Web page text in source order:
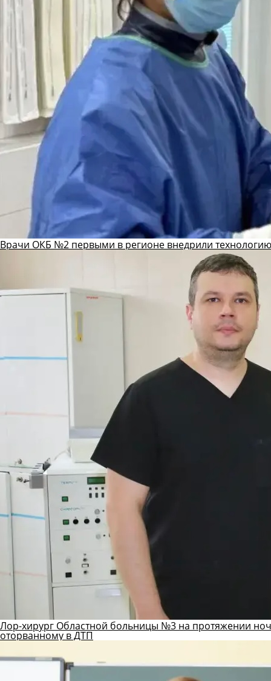
Врачи ОКБ №2 первыми в регионе внедрили
Лор-хирург Областной больницы №3 на протяжении
оторванному в ДТП